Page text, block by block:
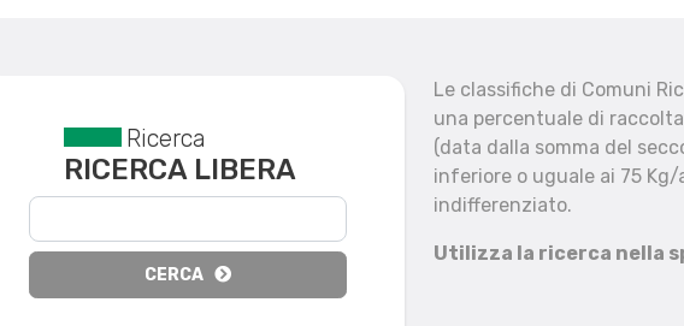
Reset filtri
Ricerca
RICERCA LIBERA
CERCA
Le classifiche di Comuni
una percentuale di
(data dalla somma del
inferiore o uguale ai 75
indifferenziato.
Utilizza la ricerca nella